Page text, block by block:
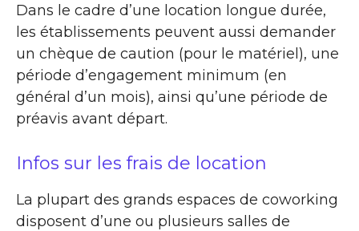
Dans le cadre d’une location longue durée,
les établissements peuvent aussi demander
un chèque de caution (pour le matériel), une
période d’engagement minimum (en
général d’un mois), ainsi qu’une période de
préavis avant départ.
Infos sur les frais de location
La plupart des grands espaces de coworking
disposent d’une ou plusieurs salles de